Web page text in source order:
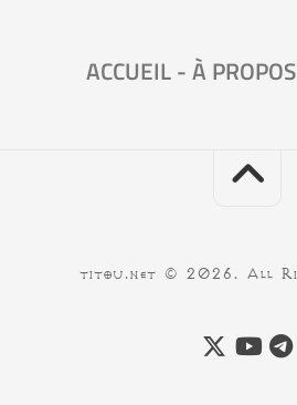
ACCUEIL-À PROPOS
titou.net © 2026. All